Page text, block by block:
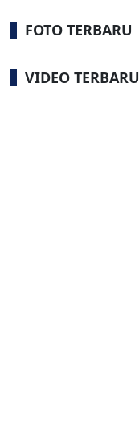
FOTO TERBARU
VIDEO TERBARU